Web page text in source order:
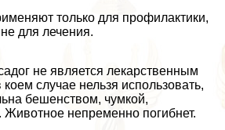
только для профилактики,
для лечения.
не является лекарственным
случае нельзя использовать,
бешенством, чумкой,
Животное непременно погибнет.